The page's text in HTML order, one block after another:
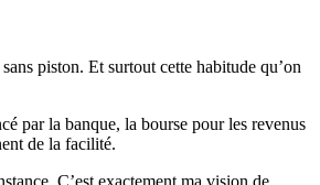
piston. Et surtout cette habitude qu’on
par la banque, la bourse pour les revenus
de la facilité.
C’est exactement ma vision de